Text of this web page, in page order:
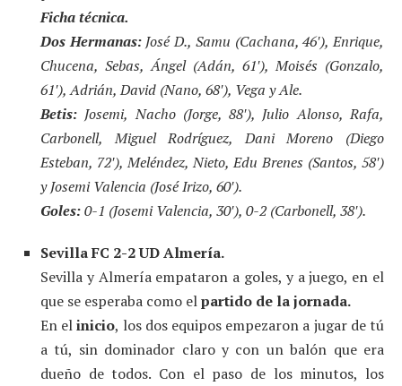
Ficha técnica.
Dos Hermanas:José D., Samu (Cachana, 46′), Enrique,
Chucena, Sebas, Ángel (Adán, 61′), Moisés (Gonzalo,
61′), Adrián, David (Nano, 68′), Vega y Ale.
Betis: Josemi, Nacho (Jorge, 88′), Julio Alonso, Rafa,
Carbonell, Miguel Rodríguez, Dani Moreno (Diego
Esteban, 72′), Meléndez, Nieto, Edu Brenes (Santos, 58′)
y Josemi Valencia (José Irizo, 60′).
Goles:0-1 (Josemi Valencia, 30′), 0-2 (Carbonell, 38′).
Sevilla FC 2-2 UD Almería.
Sevilla y Almería empataron a goles, y a juego, en el
que se esperaba como elpartido de la jornada.
En elinicio, los dos equipos empezaron a jugar de tú
a tú, sin dominador claro y con un balón que era
dueño de todos. Con el paso de los minutos, los